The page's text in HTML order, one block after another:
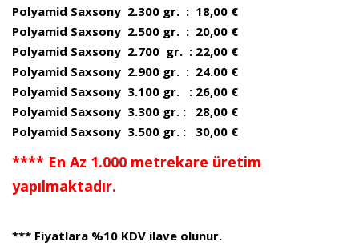
Polyamid Saxsony 2.300 gr. : 18,00 €
Polyamid Saxsony 2.500 gr. : 20,00 €
Polyamid Saxsony 2.700 gr. : 22,00 €
Polyamid Saxsony 2.900 gr. : 24.00 €
Polyamid Saxsony 3.100 gr. : 26,00 €
Polyamid Saxsony 3.300 gr. : 28,00 €
Polyamid Saxsony 3.500 gr. : 30,00 €
**** En Az 1.000 metrekare üretim
yapılmaktadır.
*** Fiyatlara %10 KDV ilave olunur.